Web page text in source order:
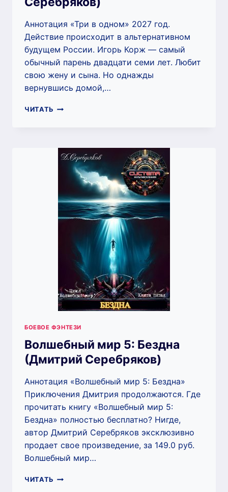
Аннотация «Три в одном» 2027 год.
Действие происходит в альтернативном
будущем России. Игорь Корж — самый
обычный парень двадцати семи лет. Любит
свою жену и сына. Но однажды
вернувшись домой,…
ЧИТАТЬ ТРИ
СЕРЕБРЯКОВ)
БОЕВОЕ ФЭНТЕЗИ
Волшебный мир 5: Бездна
(Дмитрий Серебряков)
Аннотация «Волшебный мир 5: Бездна»
Приключения Дмитрия продолжаются. Где
прочитать книгу «Волшебный мир 5:
Бездна» полностью бесплатно? Нигде,
автор Дмитрий Серебряков эксклюзивно
продает свое произведение, за 149.0 руб.
Волшебный мир…
ЧИТАТЬ ВОЛШЕБНЫЙ